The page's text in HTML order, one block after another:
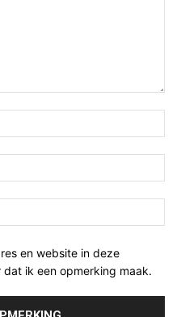
en website in deze
ik een opmerking maak.